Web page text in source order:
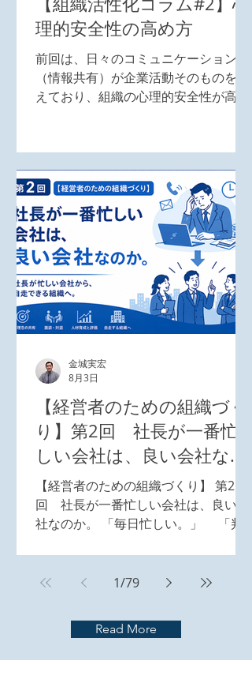
い。だからこそ、毎日の数字確認、顧
客対応、職場の清掃、理念の共有とい
った地味な行動を、仕組みとして組織
に根付かせる必要がある。 これらは一
見すると小さな行動だが、半年、一
事徹底」とは、誰でもできる当たり前
のことを、誰もできないレベルまで磨
き上げることを意味する。...
理的安全性の高め方
前回は、日々のコミュニケーション
（情報共有）が企業活動そのものを支
えており、組織の心理的安全性が高い
https://www.csdconsultants.info/pos
t/20260701） 今回は、心理的安全性
を高める具体的な方法について考えた
い。 心理的安全性とは、お互いの信
頼関係を土台にして、気兼ねなく意見
を言い合い、時には耳の痛い問題でも
スムーズに情報共有ができる関係性で
ある。この心理的安全性の高さは、社
員がいきいきと働き、組織が活性化し
ているかを示す重要な指標と言える。
うすればいいのだろうか。 人の気持
ち、感覚、関係性を定量的な指標で捉
えることで、組織の現在地を知り、改
善への具体的な取り組みが見えてく
る。 心理的安全性を測る指標には
「７つの質問」など様々なアンケート
手法があるが、心理的安全性が高い状
態とされる組織には、主に以下3 つの
共通要素がある。 【心理的安全性が高
い組織に共通する要素】 要素 内容 ミ
スや失敗に対する寛容性 挑戦や
【経営者のための組織づく
り】第2回 社長が一番忙
しい会社は、良い会社なの
か
【経営者のための組織づくり】 第2
回 社長が一番忙しい会社は、良い会
社なのか。 「毎日忙しい。」 「判
ている。」 沖縄県内の中小企業経営
耳にすることが少なくない。 会社のた
めに誰よりも働いている。 だからこ
そ、会社は回っている。 しかし、もし
金城実宏
8月3日
1/79
Read More